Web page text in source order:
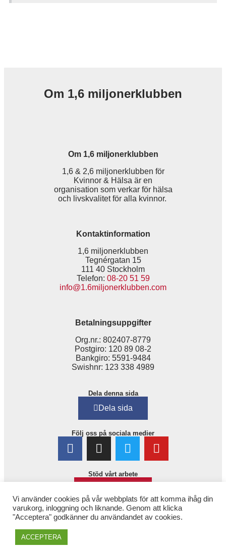
Om 1,6 miljonerklubben
Om 1,6 miljonerklubben
1,6 & 2,6 miljonerklubben för
Kvinnor & Hälsa är en
organisation som verkar för hälsa
och livskvalitet för alla kvinnor.
Kontaktinformation
1,6 miljonerklubben
Tegnérgatan 15
111 40 Stockholm
Telefon: 08-20 51 59
info@1.6miljonerklubben.com
Betalningsuppgifter
Org.nr.: 802407-8779
Postgiro: 120 89 08-2
Bankgiro: 5591-9484
Swishnr: 123 338 4989
Dela denna sida
Dela sida
Följ oss på sociala medier
Stöd vårt arbete
Copyright © 2025. 1,6 miljonerklubben
Vi använder cookies på vår webbplats för att komma ihåg din
varukorg, inloggning och liknande. Genom att klicka
"Acceptera" godkänner du användandet av cookies.
ACCEPTERA